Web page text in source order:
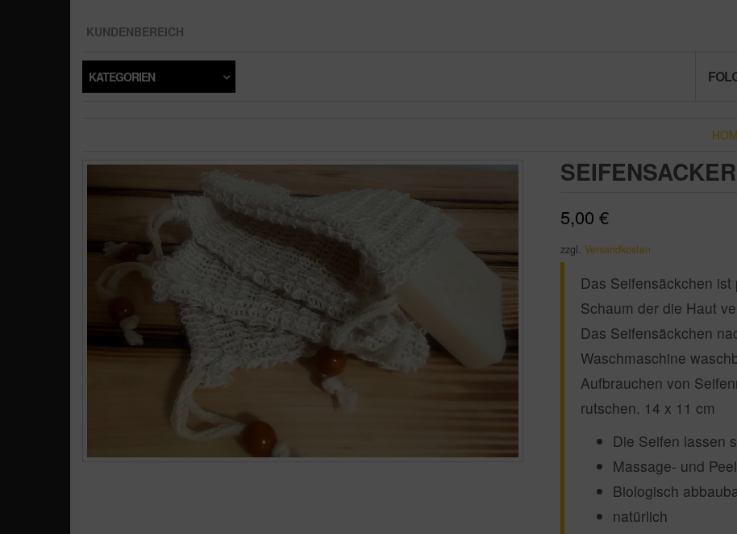
KUNDENBEREICH
KATEGORIEN
5,00 €
zzgl. Versandkosten
Das Seifensäckchen
Schaum der die Haut
Das Seifensäckchen
Waschmaschine
Aufbrauchen von
rutschen. 14 x 11 cm
Die Seifen lassen
Massage- und
Biologisch
natürlich